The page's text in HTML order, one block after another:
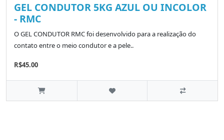
GEL CONDUTOR 5KG AZUL OU INCOLOR
- RMC
O GEL CONDUTOR RMC foi desenvolvido para a realização do
contato entre o meio condutor e a pele..
R$45.00